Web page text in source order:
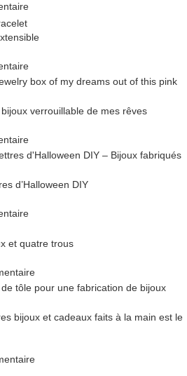
verrouillable de mes rêves
d’Halloween DIY
et quatre trous
bijoux et cadeaux faits à la main est le